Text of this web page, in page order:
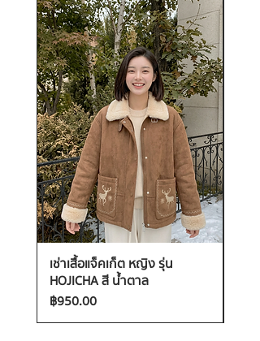
เช่าเสื้อแจ็คเก็ต หญิง รุ่น
HOJICHA สี น้ำตาล
ราคา
฿950.00